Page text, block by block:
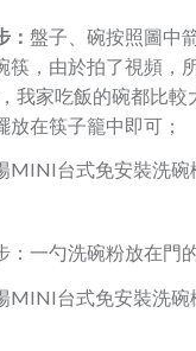
： 盤子、碗按照圖中
筷，由於拍了視頻，
我家吃飯的碗都比
放在筷子籠中即可；
：一勺洗碗粉放在門